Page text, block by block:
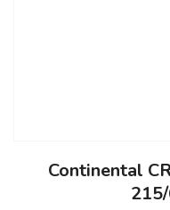
Continental